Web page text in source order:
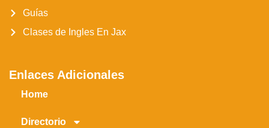
Guías
Clases de Ingles En Jax
Enlaces Adicionales
Home
Directorio